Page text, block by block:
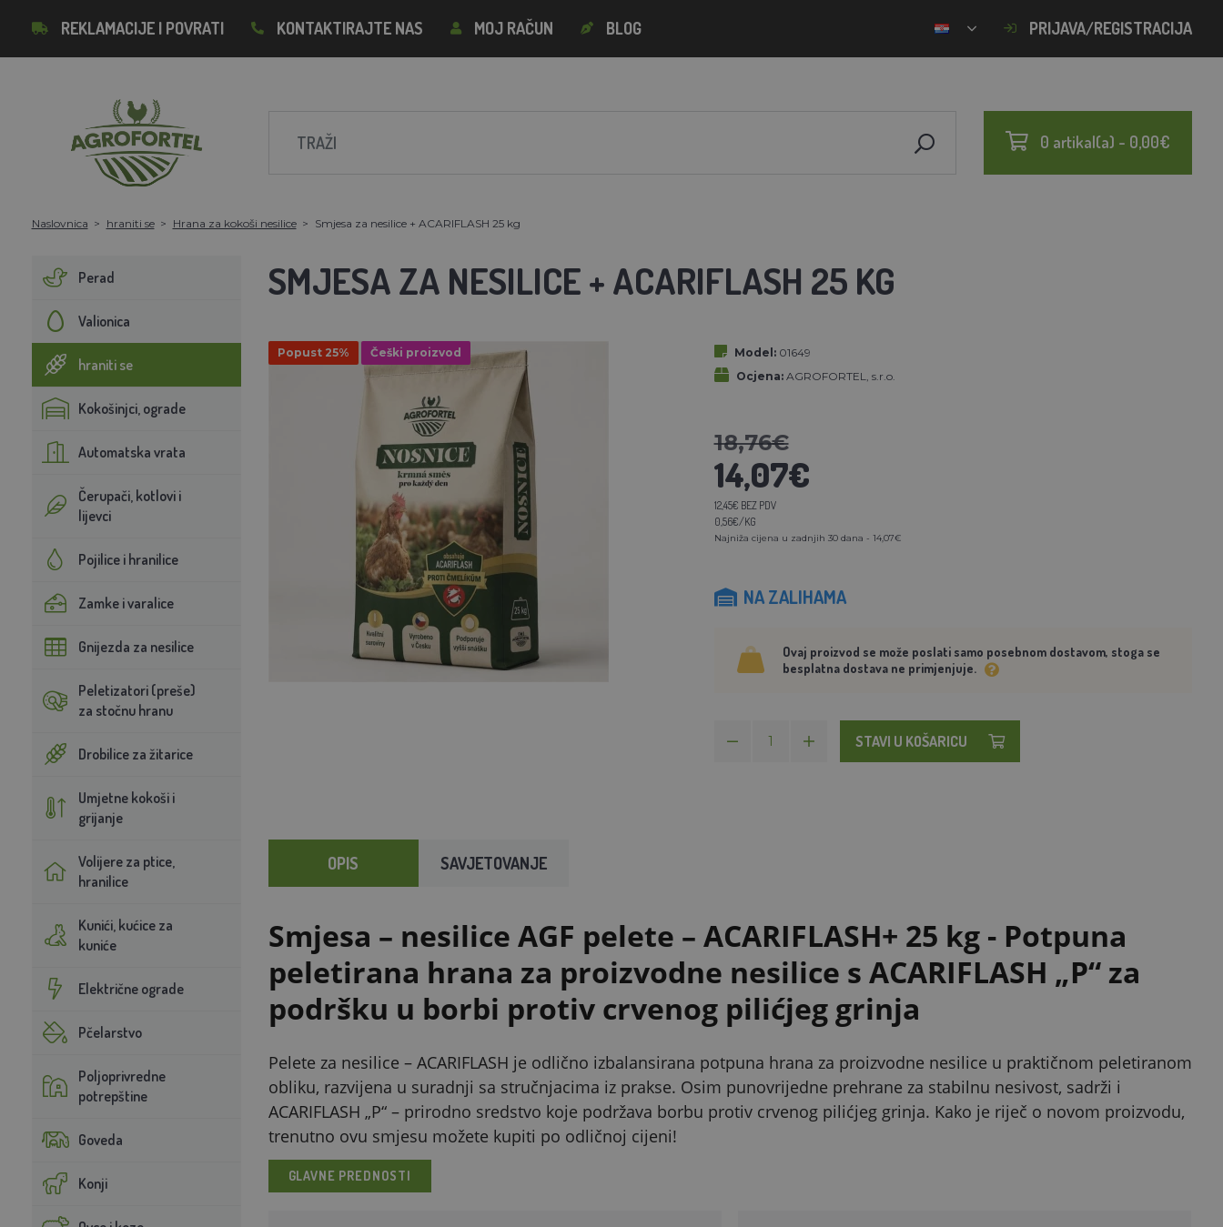
REKLAMACIJE I POVRATI KONTAKTIRAJTE NAS MOJ RAČUN BLOG PRIJAVA/REGISTRACIJA
0 artikal(a) - 0,00€
Naslovnica hraniti se Hrana za kokoši nesilice Smjesa za nesilice + ACARIFLASH 25 kg
Perad
Valionica
hraniti se
Kokošinjci, ograde
Automatska vrata
Čerupači, kotlovi i
lijevci
Pojilice i hranilice
Zamke i varalice
Gnijezda za nesilice
Peletizatori (preše)
za stočnu hranu
Drobilice za žitarice
Umjetne kokoši i
grijanje
Volijere za ptice,
hranilice
Kunići, kućice za
kuniće
Električne ograde
Pčelarstvo
Poljoprivredne
potrepštine
Goveda
Konji
SMJESA ZA NESILICE + ACARIFLASH 25 KG
Popust 25% Češki proizvod Model: 01649
Ocjena: AGROFORTEL, s.r.o.
18,76€
14,07€
12,45€ BEZ PDV
0,56€/KG
Najniža cijena u zadnjih 30 dana - 14,07€
NA ZALIHAMA
Ovaj proizvod se može poslati samo posebnom dostavom, stoga se
besplatna dostava ne primjenjuje.
STAVI U KOŠARICU
OPIS SAVJETOVANJE
Smjesa – nesilice AGF pelete – ACARIFLASH+ 25 kg - Potpuna
peletirana hrana za proizvodne nesilice s ACARIFLASH „P“ za
podršku u borbi protiv crvenog pilićjeg grinja
Pelete za nesilice – ACARIFLASH je odlično izbalansirana potpuna hrana za proizvodne nesilice u praktičnom peletiranom
obliku, razvijena u suradnji sa stručnjacima iz prakse. Osim punovrijedne prehrane za stabilnu nesivost, sadrži i
ACARIFLASH „P“ – prirodno sredstvo koje podržava borbu protiv crvenog pilićjeg grinja. Kako je riječ o novom proizvodu,
trenutno ovu smjesu možete kupiti po odličnoj cijeni!
GLAVNE PREDNOSTI